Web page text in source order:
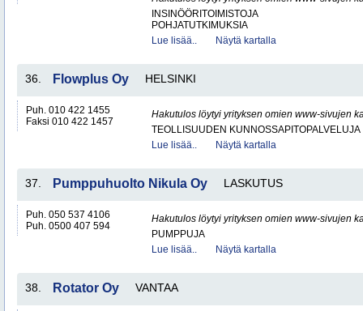
INSINÖÖRITOIMISTOJA
POHJATUTKIMUKSIA
Lue lisää..
Näytä kartalla
36. Flowplus Oy HELSINKI
Puh. 010 422 1455
Faksi 010 422 1457
Hakutulos löytyi yrityksen omien www-sivujen
TEOLLISUUDEN KUNNOSSAPITOPALVELUJA
Lue lisää..
Näytä kartalla
37. Pumppuhuolto Nikula Oy LASKUTUS
Puh. 050 537 4106
Puh. 0500 407 594
Hakutulos löytyi yrityksen omien www-sivujen
PUMPPUJA
Lue lisää..
Näytä kartalla
38. Rotator Oy VANTAA